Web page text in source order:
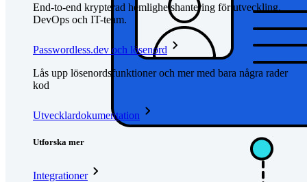
End-to-end krypterad hemlighetshantering för utveckling,
DevOps och IT-team.
Passwordless.dev och lösenord
Lås upp lösenordsfunktioner och mer med bara några rader
kod
Utvecklardokumentation
Utforska mer
Integrationer